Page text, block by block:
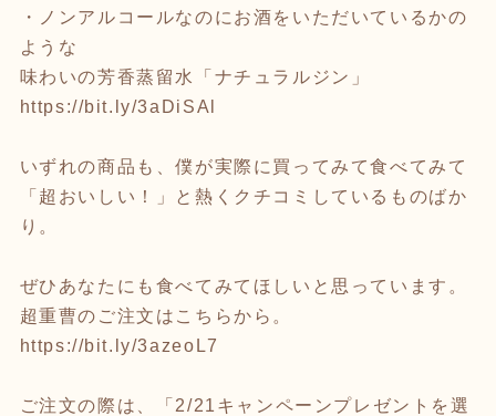
・ノンアルコールなのにお酒をいただいているかの
ような
味わいの芳香蒸留水「ナチュラルジン」
https://bit.ly/3aDiSAl
いずれの商品も、僕が実際に買ってみて食べてみて
「超おいしい！」と熱くクチコミしているものばか
り。
ぜひあなたにも食べてみてほしいと思っています。
超重曹のご注文はこちらから。
https://bit.ly/3azeoL7
ご注文の際は、「2/21キャンペーンプレゼントを選